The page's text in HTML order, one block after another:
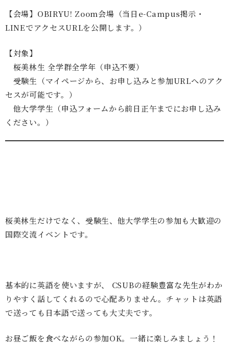
【会場】OBIRYU! Zoom会場（当日e-Campus掲示・
LINEでアクセスURLを公開します。）
【対象】
桜美林生 全学群全学年（申込不要）
受験生（マイページから、お申し込みと参加URLへのアク
セスが可能です。）
他大学学生（申込フォームから前日正午までにお申し込み
ください。）
桜美林生だけでなく、受験生、他大学学生の参加も大歓迎の
国際交流イベントです。
基本的に英語を使いますが、 CSUBの経験豊富な先生がわか
りやすく話してくれるので心配ありません。チャットは英語
で送っても日本語で送っても大丈夫です。
お昼ご飯を食べながらの参加OK。一緒に楽しみましょう！